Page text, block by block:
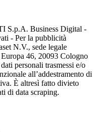
S.p.A. Business Digital -
- Per la pubblicità
N.V., sede legale
46, 20093 Cologno
personali trasmessi e/o
all’addestramento di
È altresì fatto divieto
di data scraping.